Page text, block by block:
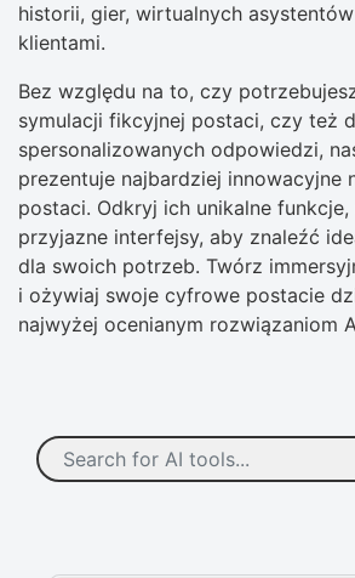
historii, gier, wirtualnych
klientami.
Bez względu na to, czy
symulacji fikcyjnej postaci, czy też
spersonalizowanych odpowiedzi,
prezentuje najbardziej innowacyjne
postaci. Odkryj ich unikalne
przyjazne interfejsy, aby znaleźć
dla swoich potrzeb. Twórz
i ożywiaj swoje cyfrowe postacie
najwyżej ocenianym rozwiązaniom